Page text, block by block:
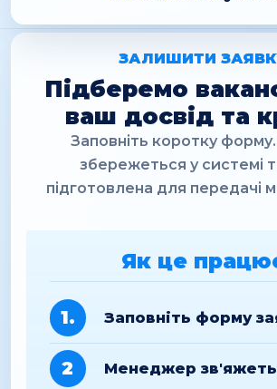
ЗАЛИШИТИ
Підберемо
ваш досвід та
Заповніть коротку
збережеться у системі
підготовлена для передачі
Як це
1. Заповніть форму
2 Менеджер